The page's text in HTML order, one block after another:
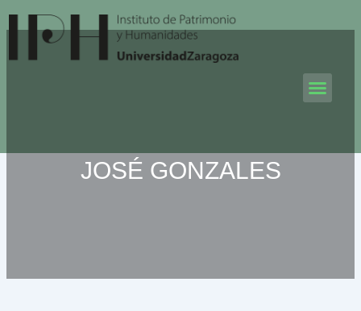
al
contenido
JOSÉ GONZALES